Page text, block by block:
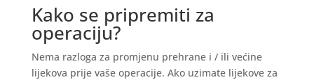
Kako se pripremiti za
operaciju?
Nema razloga za promjenu prehrane i / ili većine
lijekova prije vaše operacije. Ako uzimate lijekove za